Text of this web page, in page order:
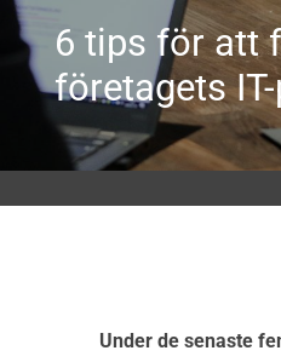
6 tips för att
företagets
Under de senaste